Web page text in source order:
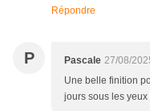
Répondre
P Pascale 27/08/
Une belle finition
jours sous les yeux